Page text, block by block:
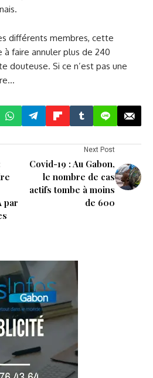
différents membres, cette
faire annuler plus de 240
douteuse. Si ce n’est pas une
par
Next Post
Covid-19 : Au Gabon,
le nombre de cas
actifs tombe à moins
de 600